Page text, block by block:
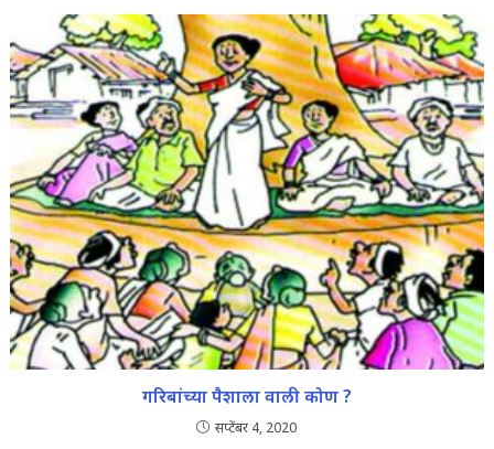
गरिबांच्या पैशाला वाली कोण ?
सप्टेंबर 4, 2020